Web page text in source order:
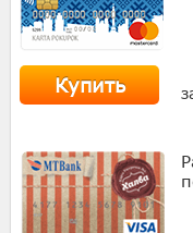
Купить